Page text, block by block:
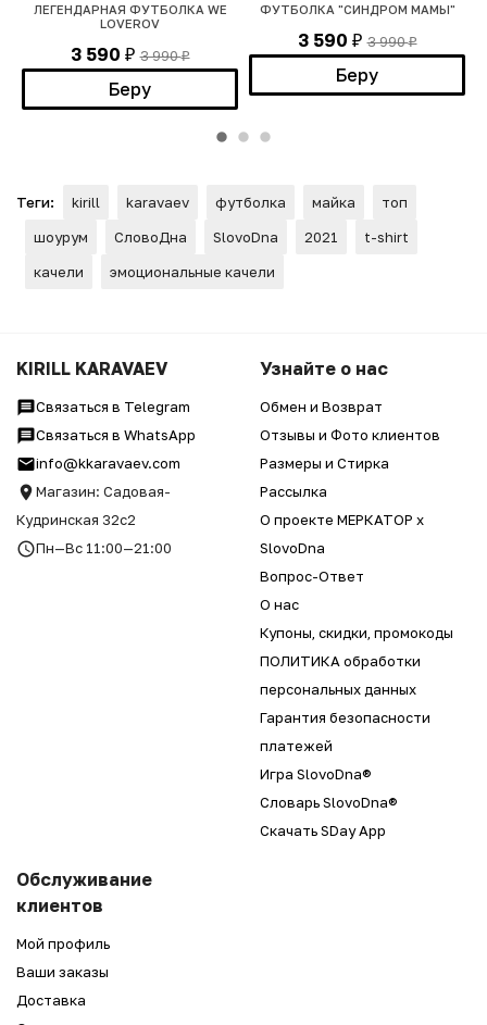
ЛЕГЕНДАРНАЯ ФУТБОЛКА WE
LOVEROV
3 590 ₽ 3 990₽
Беру
ФУТБОЛКА "СИНДРОМ МАМЫ"
3 590 ₽ 3 990₽
Беру
Теги: kirill karavaev футболка майка
топ
шоурум
СловоДна SlovoDna 2021
t-shirt
качели
эмоциональные качели
KIRILL KARAVAEV
Связаться в Telegram
Связаться в WhatsApp
info@kkaravaev.com
Магазин: Садовая-
Кудринская 32с2
Пн—Вс 11:00—21:00
Узнайте о нас
Обмен и Возврат
Отзывы и Фото клиентов
Размеры и Стирка
Рассылка
О проекте МЕРКАТОР x
SlovoDna
Вопрос-Ответ
О нас
Купоны, скидки, промокоды
ПОЛИТИКА обработки
персональных данных
Гарантия безопасности
платежей
Игра SlovoDna®
Словарь SlovoDna®
Скачать SDay App
Обслуживание
клиентов
Мой профиль
Ваши заказы
Доставка